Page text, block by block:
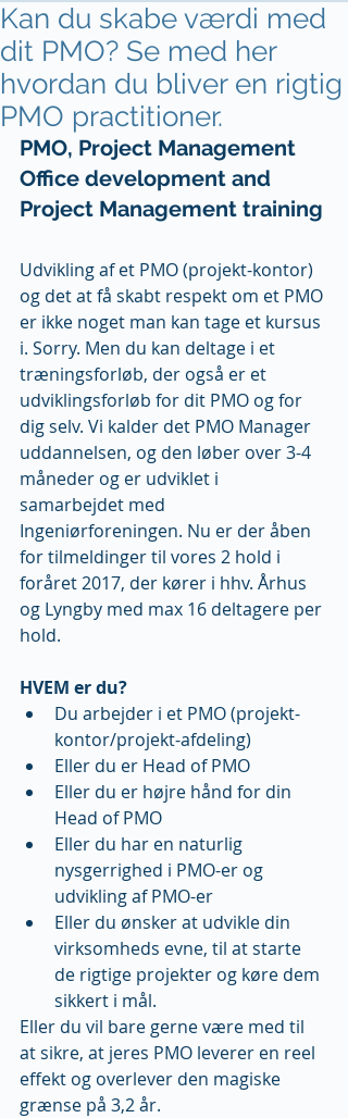
Kan du skabe værdi med
dit PMO? Se med her
hvordan du bliver en rigtig
PMO practitioner.
PMO, Project Management
Office development and
Project Management training
Udvikling af et PMO (projekt-kontor)
og det at få skabt respekt om et PMO
er ikke noget man kan tage et kursus
i. Sorry. Men du kan deltage i et
træningsforløb, der også er et
udviklingsforløb for dit PMO og for
dig selv. Vi kalder det PMO Manager
uddannelsen, og den løber over 3-4
måneder og er udviklet i
samarbejdet med
Ingeniørforeningen. Nu er der åben
for tilmeldinger til vores 2 hold i
foråret 2017, der kører i hhv. Århus
og Lyngby med max 16 deltagere per
hold.
HVEM er du?
Du arbejder i et PMO (projekt-
kontor/projekt-afdeling)
Eller du er Head of PMO
Eller du er højre hånd for din
Head of PMO
Eller du har en naturlig
nysgerrighed i PMO-er og
udvikling af PMO-er
Eller du ønsker at udvikle din
virksomheds evne, til at starte
de rigtige projekter og køre dem
sikkert i mål.
Eller du vil bare gerne være med til
at sikre, at jeres PMO leverer en reel
effekt og overlever den magiske
grænse på 3,2 år.